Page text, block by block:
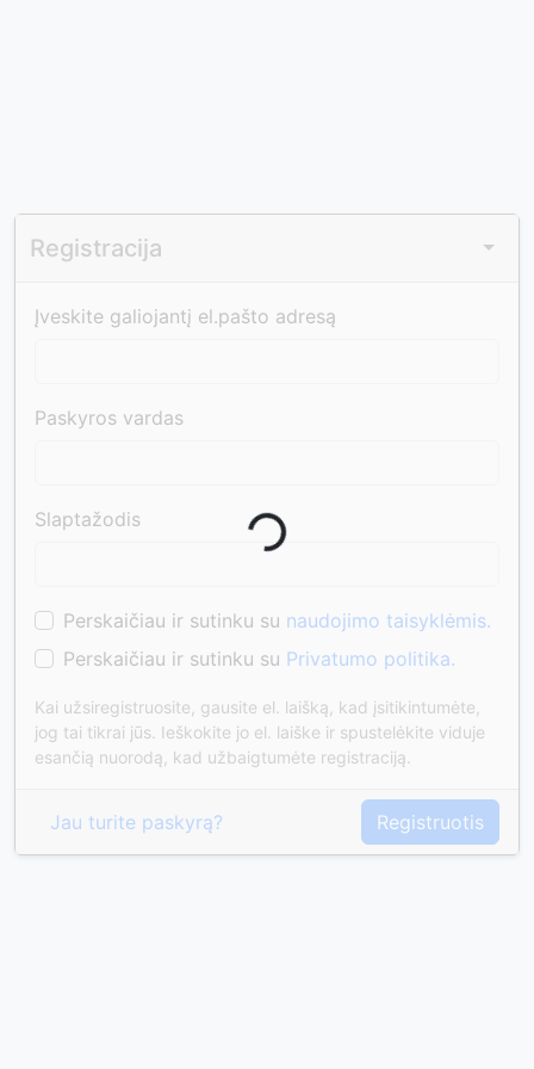
Registracija
Įveskite galiojantį el.pašto adresą
Paskyros vardas
Slaptažodis
Perskaičiau ir sutinku su naudojimo taisyklėmis.
Perskaičiau ir sutinku su Privatumo politika.
Kai užsiregistruosite, gausite el. laišką, kad įsitikintumėte,
jog tai tikrai jūs. Ieškokite jo el. laiške ir spustelėkite viduje
esančią nuorodą, kad užbaigtumėte registraciją.
Jau turite paskyrą? Registruotis